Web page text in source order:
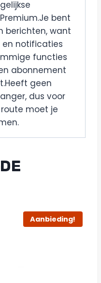
bent
berichten, want
notificaties
functies
abonnement
geen
dus voor
moet je
Aanbieding!